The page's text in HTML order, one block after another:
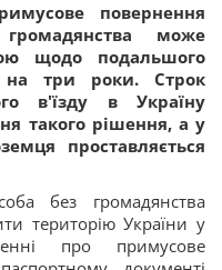
повернення
може
щодо подальшого
на три роки. Строк
в'їзду в Україну
такого рішення, а у
проставляється
без громадянства
територію України у
про примусове